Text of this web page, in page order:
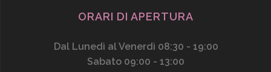
ORARI DI APERTURA
Dal Lunedì al Venerdì 08:30 - 19:00
Sabato 09:00 - 13:00